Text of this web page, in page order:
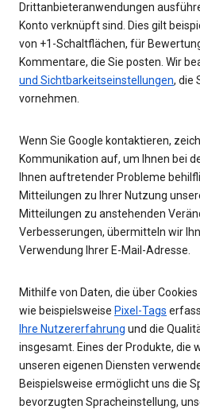
Drittanbieteranwendungen
Konto verknüpft sind. Dies gilt
von +1-Schaltflächen, für
Kommentare, die Sie posten. Wir
und Sichtbarkeitseinstellungen, die
vornehmen.
Wenn Sie Google kontaktieren,
Kommunikation auf, um Ihnen bei
Ihnen auftretender Probleme
Mitteilungen zu Ihrer Nutzung
Mitteilungen zu anstehenden
Verbesserungen, übermitteln wir
Verwendung Ihrer E-Mail-Adresse.
Mithilfe von Daten, die über
wie beispielsweise Pixel-Tags
Ihre Nutzererfahrung und die
insgesamt. Eines der Produkte, die
unseren eigenen Diensten
Beispielsweise ermöglicht uns die
bevorzugten Spracheinstellung,